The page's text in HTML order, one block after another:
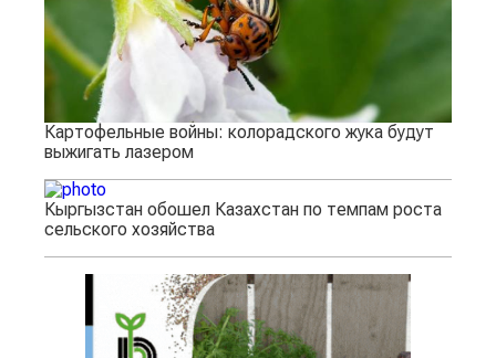
Картофельные войны: колорадского жука будут
выжигать лазером
Кыргызстан обошел Казахстан по темпам роста
сельского хозяйства